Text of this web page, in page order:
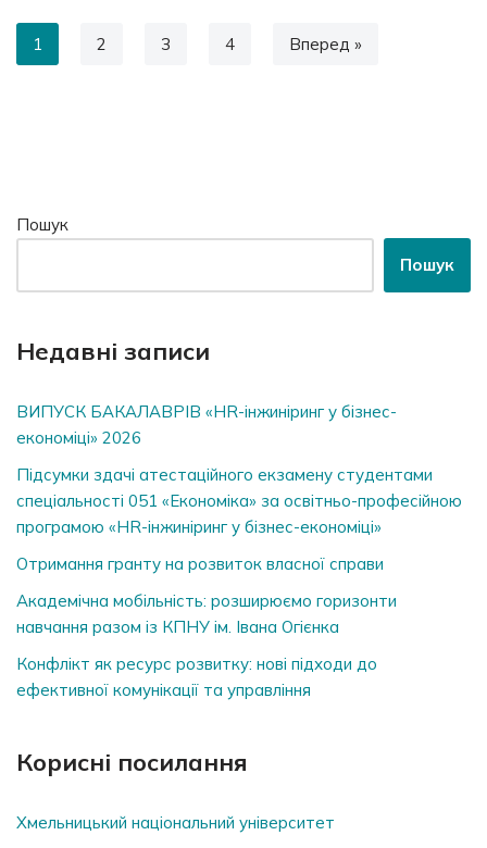
1 2 3 4 Вперед »
Пошук
Пошук
Недавні записи
ВИПУСК БАКАЛАВРІВ «HR-інжиніринг у бізнес-
економіці» 2026
Підсумки здачі атестаційного екзамену студентами
спеціальності 051 «Економіка» за освітньо-професійною
програмою «HR-інжиніринг у бізнес-економіці»
Отримання гранту на розвиток власної справи
Академічна мобільність: розширюємо горизонти
навчання разом із КПНУ ім. Івана Огієнка
Конфлікт як ресурс розвитку: нові підходи до
ефективної комунікації та управління
Корисні посилання
Хмельницький національний університет